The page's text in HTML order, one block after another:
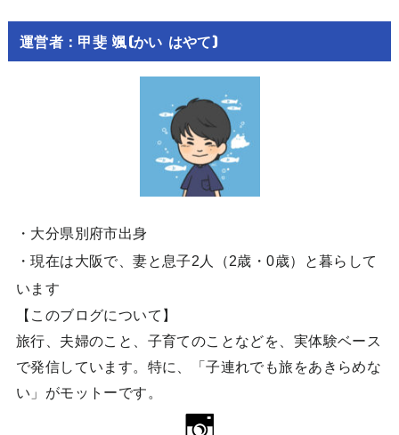
運営者：甲斐 颯(かい はやて)
・大分県別府市出身
・現在は大阪で、妻と息子2人（2歳・0歳）と暮らして
います
【このブログについて】
旅行、夫婦のこと、子育てのことなどを、実体験ベース
で発信しています。特に、「子連れでも旅をあきらめな
い」がモットーです。